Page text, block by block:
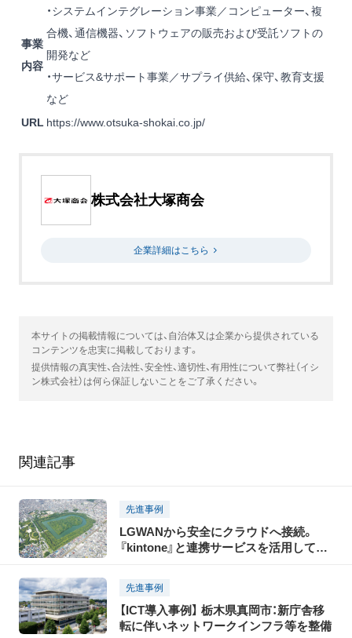
事業
内容
・システムインテグレーション事業／コンピューター、複
合機、通信機器、ソフトウェアの販売および受託ソフトの
開発など
・サービス&サポート事業／サプライ供給、保守、教育支援
など
URL https://www.otsuka-shokai.co.jp/
株式会社大塚商会
企業詳細はこちら
本サイトの掲載情報については、自治体又は企業から提供されている
コンテンツを忠実に掲載しております。
提供情報の真実性、合法性、安全性、適切性、有用性について弊社（イシ
ン株式会社）は何ら保証しないことをご了承ください。
関連記事
先進事例
LGWANから安全にクラウドへ接続。
『kintone』と連携サービスを活用して多
先進事例
【ICT導入事例】 栃木県真岡市：新庁舎移
転に伴いネットワークインフラ等を整備